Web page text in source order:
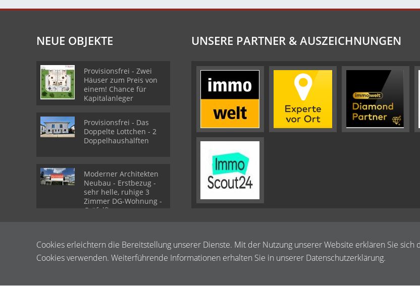
Cookies erleichtern die Bereitstellung unserer Dienste. Mit der Nutzung unserer Website erklären Sie sich
Cookies verwenden. Weiterführende Informationen erhalten Sie in unserer Datenschutzerklärung.
NEUE OBJEKTE
Provisionsfrei - Zwei
Häuser zum Preis von
einem! Chance für
Kapitalanleger
Provisionsfrei - Das
Doppelte Lottchen - 2
Doppelhaushälften
Moderner Architekten
Neubau - Erstbezug -
sehr helle, ruhige 3
Zimmer DG-Wohnung -
Gräfelfing
UNSERE PARTNER & AUSZEICHNUNGEN
Datenschutz